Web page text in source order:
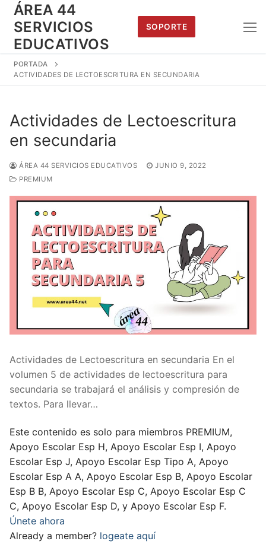
Saltar
contenido
ÁREA 44
SERVICIOS
EDUCATIVOS
SOPORTE
PORTADA
ACTIVIDADES DE LECTOESCRITURA EN SECUNDARIA
Actividades de Lectoescritura
en secundaria
ÁREA 44 SERVICIOS EDUCATIVOS
JUNIO 9, 2022
PREMIUM
Actividades de Lectoescritura en secundaria En el
volumen 5 de actividades de lectoescritura para
secundaria se trabajará el análisis y compresión de
textos. Para llevar…
Este contenido es solo para miembros PREMIUM,
Apoyo Escolar Esp H, Apoyo Escolar Esp I, Apoyo
Escolar Esp J, Apoyo Escolar Esp Tipo A, Apoyo
Escolar Esp A A, Apoyo Escolar Esp B, Apoyo Escolar
Esp B B, Apoyo Escolar Esp C, Apoyo Escolar Esp C
C, Apoyo Escolar Esp D, y Apoyo Escolar Esp F.
Únete ahora
Already a member? logeate aquí